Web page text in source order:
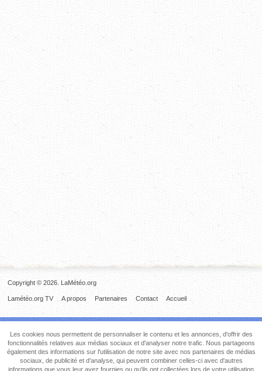
Copyright © 2026. LaMétéo.org
Accueil
Contact
Partenaires
A propos
Lamétéo.org TV
Les cookies nous permettent de personnaliser le contenu et les annonces, d'offrir des
fonctionnalités relatives aux médias sociaux et d'analyser notre trafic. Nous partageons
également des informations sur l'utilisation de notre site avec nos partenaires de médias
sociaux, de publicité et d'analyse, qui peuvent combiner celles-ci avec d'autres
informations que vous leur avez fournies ou qu'ils ont collectées lors de votre utilisation